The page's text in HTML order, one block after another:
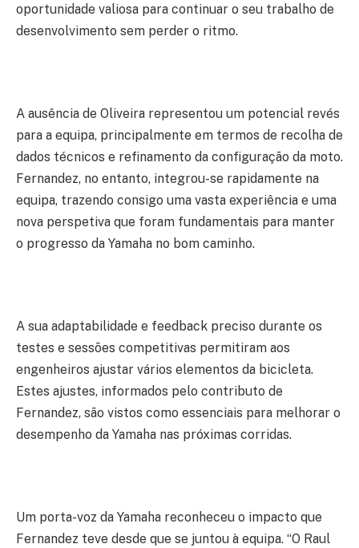
oportunidade valiosa para continuar o seu trabalho de
desenvolvimento sem perder o ritmo.
A ausência de Oliveira representou um potencial revés
para a equipa, principalmente em termos de recolha de
dados técnicos e refinamento da configuração da moto.
Fernandez, no entanto, integrou-se rapidamente na
equipa, trazendo consigo uma vasta experiência e uma
nova perspetiva que foram fundamentais para manter
o progresso da Yamaha no bom caminho.
A sua adaptabilidade e feedback preciso durante os
testes e sessões competitivas permitiram aos
engenheiros ajustar vários elementos da bicicleta.
Estes ajustes, informados pelo contributo de
Fernandez, são vistos como essenciais para melhorar o
desempenho da Yamaha nas próximas corridas.
Um porta-voz da Yamaha reconheceu o impacto que
Fernandez teve desde que se juntou à equipa. “O Raul